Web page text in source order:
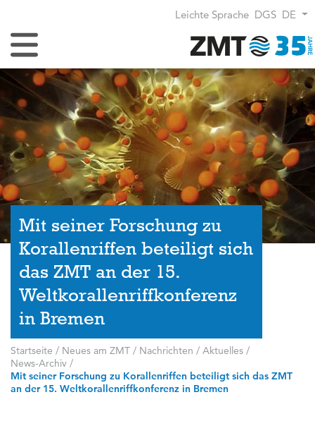
Leichte Sprache DGS DE
Navigation umschalten
Mit seiner Forschung zu
Korallenriffen beteiligt sich
das ZMT an der 15.
Weltkorallenriffkonferenz
in Bremen
Startseite / Neues am ZMT / Nachrichten / Aktuelles /
News-Archiv /
Mit seiner Forschung zu Korallenriffen beteiligt sich das ZMT
an der 15. Weltkorallenriffkonferenz in Bremen